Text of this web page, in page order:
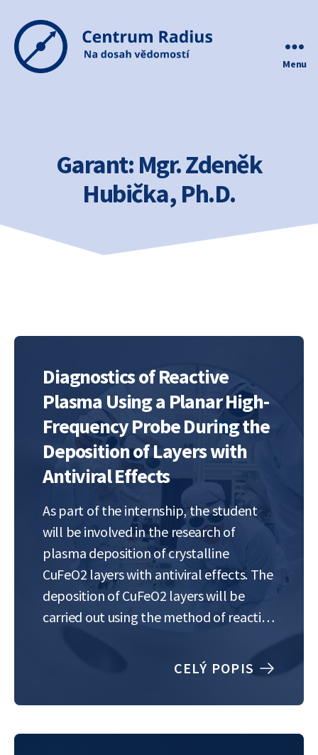
Menu
Garant: Mgr. Zdeněk
Hubička, Ph.D.
Diagnostics of Reactive
Plasma Using a Planar High-
Frequency Probe During the
Deposition of Layers with
Antiviral Effects
As part of the internship, the student
will be involved in the research of
plasma deposition of crystalline
CuFeO2 layers with antiviral effects. The
deposition of CuFeO2 layers will be
carried out using the method of reactive
additional high-frequency inductively
with the electron cyclotron wave.…
CELÝ POPIS